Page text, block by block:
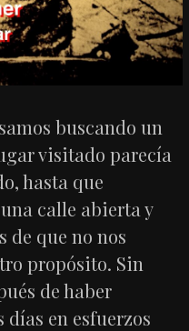
buscando un
visitado parecía
hasta que
calle abierta y
de que no nos
propósito. Sin
de haber
en esfuerzos